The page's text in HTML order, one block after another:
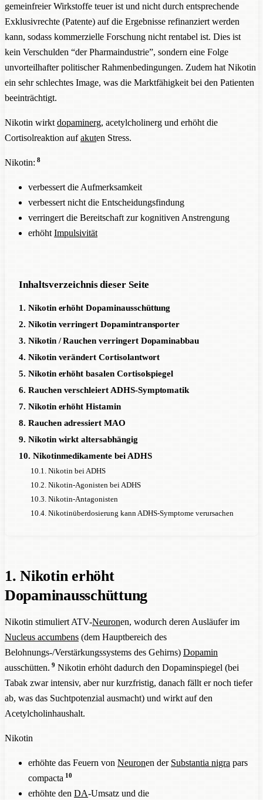
gemeinfreier Wirkstoffe teuer ist und nicht durch entsprechende
Exklusivrechte (Patente) auf die Ergebnisse refinanziert werden
kann, sodass kommerzielle Forschung nicht rentabel ist. Dies ist
kein Verschulden “der Pharmaindustrie”, sondern eine Folge
unvorteilhafter politischer Rahmenbedingungen. Zudem hat Nikotin
ein sehr schlechtes Image, was die Marktfähigkeit bei den Patienten
beeinträchtigt.
Nikotin wirkt dopaminerg, acetylcholinerg und erhöht die
Cortisolreaktion aufakuten Stress.
Nikotin: 8
verbessert die Aufmerksamkeit
verbessert nicht die Entscheidungsfindung
verringert die Bereitschaft zur kognitiven Anstrengung
erhöht Impulsivität
Inhaltsverzeichnis dieser Seite
1. Nikotin erhöht Dopaminausschüttung
2. Nikotin verringert Dopamintransporter
3. Nikotin / Rauchen verringert Dopaminabbau
4. Nikotin verändert Cortisolantwort
5. Nikotin erhöht basalen Cortisolspiegel
6. Rauchen verschleiert ADHS-Symptomatik
7. Nikotin erhöht Histamin
8. Rauchen adressiert MAO
9. Nikotin wirkt altersabhängig
10. Nikotinmedikamente bei ADHS
10.1. Nikotin bei ADHS
10.2. Nikotin-Agonisten bei ADHS
10.3. Nikotin-Antagonisten
10.4. Nikotinüberdosierung kann ADHS-Symptome verursachen
1. Nikotin erhöht
Dopaminausschüttung
Nikotin stimuliert ATV-Neuronen, wodurch deren Ausläufer im
Nucleus accumbens (dem Hauptbereich des
Belohnungs-/Verstärkungssystems des Gehirns) Dopamin
ausschütten. 9 Nikotin erhöht dadurch den Dopaminspiegel (bei
Tabak zwar intensiv, aber nur kurzfristig, danach fällt er noch tiefer
ab, was das Suchtpotenzial ausmacht) und wirkt auf den
Acetylcholinhaushalt.
Nikotin
erhöhte das Feuern von Neuronen der Substantia nigra pars
compacta 10
erhöhte den DA-Umsatz und die